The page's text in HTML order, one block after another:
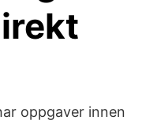
oppgaver innen